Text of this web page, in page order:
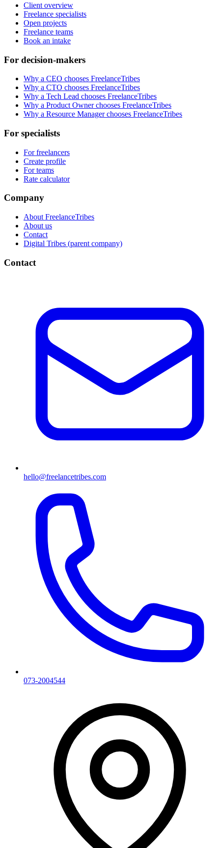
Client overview
Freelance specialists
Open projects
Freelance teams
Book an intake
For decision-makers
Why a CEO chooses FreelanceTribes
Why a CTO chooses FreelanceTribes
Why a Tech Lead chooses FreelanceTribes
Why a Product Owner chooses FreelanceTribes
Why a Resource Manager chooses FreelanceTribes
For specialists
For freelancers
Create profile
For teams
Rate calculator
Company
About FreelanceTribes
About us
Contact
Digital Tribes (parent company)
Contact
hello@freelancetribes.com
073-2004544